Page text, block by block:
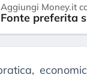
Aggiungi Money.it
Fonte preferita